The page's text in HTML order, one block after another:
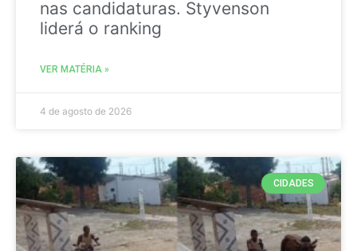
nas candidaturas. Styvenson
liderá o ranking
VER MATÉRIA »
4 de agosto de 2026
CIDADES